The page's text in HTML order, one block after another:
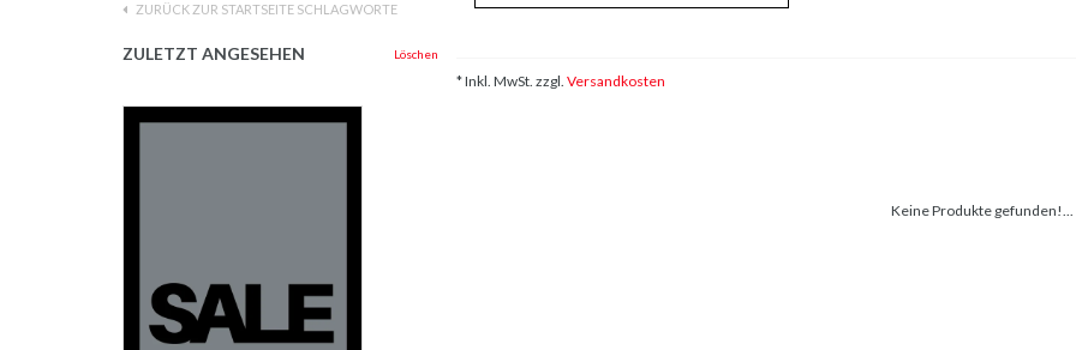
ZURÜCK ZUR STARTSEITE SCHLAGWORTE
ZULETZT ANGESEHEN Löschen
* Inkl. MwSt. zzgl. Versandkosten
Keine Produkte gefunden!...